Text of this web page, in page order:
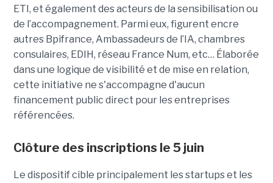
ETI, et également des acteurs de la sensibilisation ou
de l’accompagnement. Parmi eux, figurent encre
autres Bpifrance, Ambassadeurs de l’IA, chambres
consulaires, EDIH, réseau France Num, etc… Élaborée
dans une logique de visibilité et de mise en relation,
cette initiative ne s'accompagne d'aucun
financement public direct pour les entreprises
référencées.
Clôture des inscriptions le 5 juin
Le dispositif cible principalement les startups et les